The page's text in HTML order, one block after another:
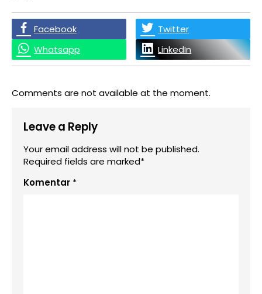
Facebook
Twitter
Whatsapp
LinkedIn
Comments are not available at the moment.
Leave a Reply
Your email address will not be published.
Required fields are marked*
Komentar *